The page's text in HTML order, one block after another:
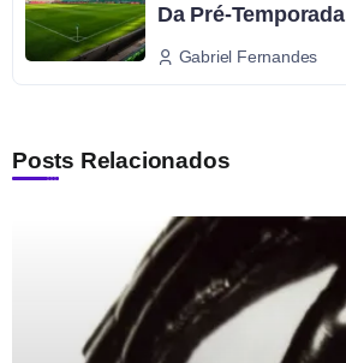
Da Pré-Temporada
Gabriel Fernandes
Posts Relacionados